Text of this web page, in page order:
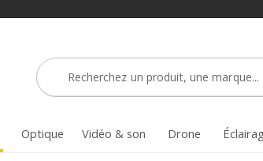
Optique Vidéo & son Drone